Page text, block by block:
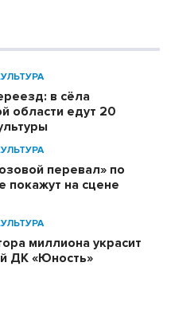
в сёла
области едут 20
перевал» по
покажут на сцене
миллиона украсит
ДК «Юность»